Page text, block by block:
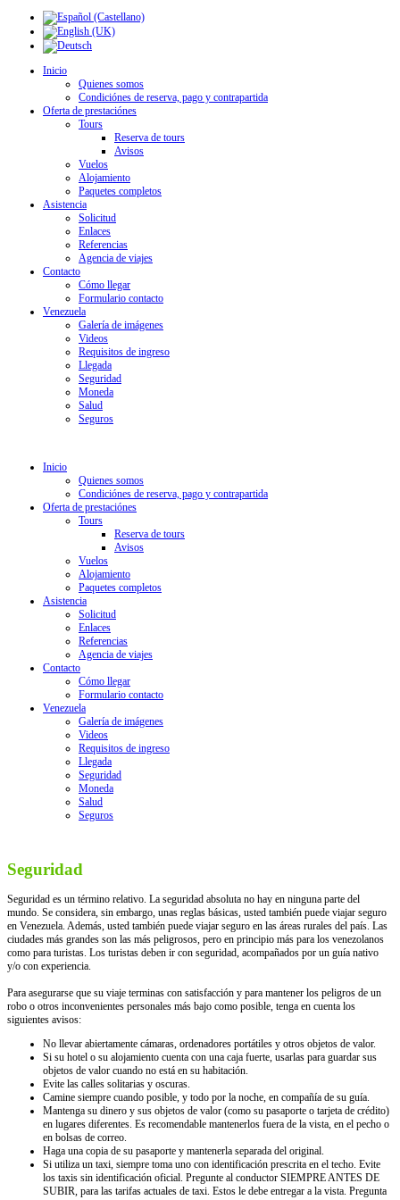
Inicio
Quienes somos
Condiciónes de reserva, pago y contrapartida
Oferta de prestaciónes
Tours
Reserva de tours
Avisos
Vuelos
Alojamiento
Paquetes completos
Asistencia
Solicitud
Enlaces
Referencias
Agencia de viajes
Contacto
Cómo llegar
Formulario contacto
Venezuela
Galería de imágenes
Videos
Requisitos de ingreso
Llegada
Seguridad
Moneda
Salud
Seguros
Inicio
Quienes somos
Condiciónes de reserva, pago y contrapartida
Oferta de prestaciónes
Tours
Reserva de tours
Avisos
Vuelos
Alojamiento
Paquetes completos
Asistencia
Solicitud
Enlaces
Referencias
Agencia de viajes
Contacto
Cómo llegar
Formulario contacto
Venezuela
Galería de imágenes
Videos
Requisitos de ingreso
Llegada
Seguridad
Moneda
Salud
Seguros
Seguridad
Seguridad es un término relativo. La seguridad absoluta no hay en ninguna parte del
mundo. Se considera, sin embargo, unas reglas básicas, usted también puede viajar seguro
en Venezuela. Además, usted también puede viajar seguro en las áreas rurales del país. Las
ciudades más grandes son las más peligrosos, pero en principio más para los venezolanos
como para turistas. Los turistas deben ir con seguridad, acompañados por un guía nativo
y/o con experiencia.
Para asegurarse que su viaje terminas con satisfacción y para mantener los peligros de un
robo o otros inconvenientes personales más bajo como posible, tenga en cuenta los
siguientes avisos:
No llevar abiertamente cámaras, ordenadores portátiles y otros objetos de valor.
Si su hotel o su alojamiento cuenta con una caja fuerte, usarlas para guardar sus
objetos de valor cuando no está en su habitación.
Evite las calles solitarias y oscuras.
Camine siempre cuando posible, y todo por la noche, en compañía de su guía.
Mantenga su dinero y sus objetos de valor (como su pasaporte o tarjeta de crédito)
en lugares diferentes. Es recomendable mantenerlos fuera de la vista, en el pecho o
en bolsas de correo.
Haga una copia de su pasaporte y mantenerla separada del original.
Si utiliza un taxi, siempre toma uno con identificación prescrita en el techo. Evite
los taxis sin identificación oficial. Pregunte al conductor SIEMPRE ANTES DE
SUBIR, para las tarifas actuales de taxi. Estos le debe entregar a la vista. Pregunta